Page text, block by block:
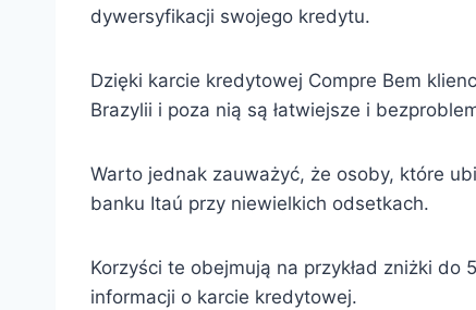
dywersyfikacji swojego kredytu.
Dzięki karcie kredytowej Compre Bem
Brazylii i poza nią są łatwiejsze i
Warto jednak zauważyć, że osoby, które
banku Itaú przy niewielkich odsetkach.
Korzyści te obejmują na przykład zniżki
informacji o karcie kredytowej.